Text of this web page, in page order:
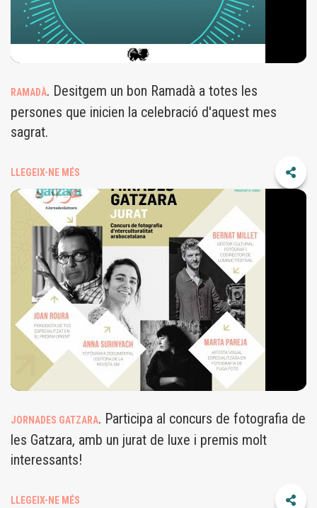
RAMADÀ. Desitgem un bon Ramadà a totes les
persones que inicien la celebració d'aquest mes
sagrat.
LLEGEIX-NE MÉS
6_JURAT1.JPG
JORNADES GATZARA. Participa al concurs de fotografia de
les Gatzara, amb un jurat de luxe i premis molt
interessants!
LLEGEIX-NE MÉS